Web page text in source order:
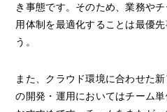
き事態です。そのため、業務や
用体制を最適化することは最優
う。
また、クラウド環境に合わせた
の開発・運用においてはチーム